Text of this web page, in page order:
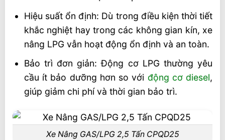
Hiệu suất ổn định: Dù trong điều kiện thời tiết
khắc nghiệt hay trong các không gian kín, xe
nâng LPG vẫn hoạt động ổn định và an toàn.
Bảo trì đơn giản: Động cơ LPG thường yêu
cầu ít bảo dưỡng hơn so với động cơ diesel,
giúp giảm chi phí và thời gian bảo trì.
Xe Nâng GAS/LPG 2,5 Tấn CPQD25